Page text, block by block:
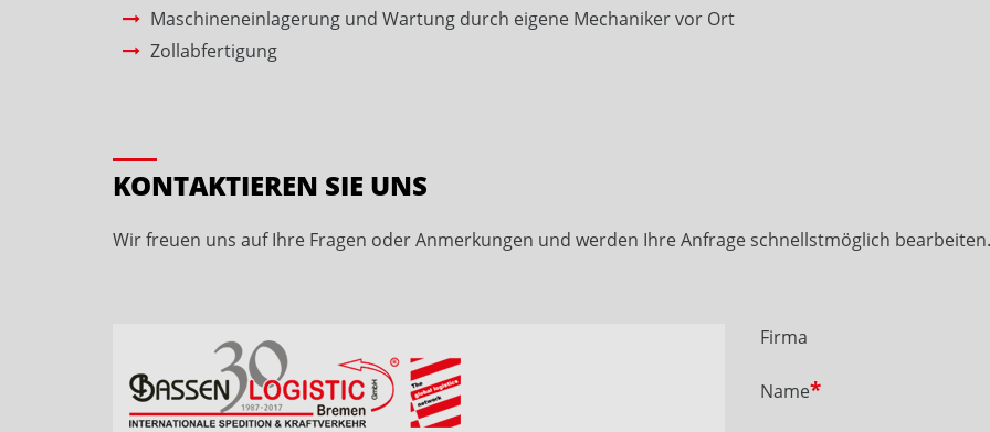
Maschineneinlagerung und Wartung durch eigene Mechaniker vor Ort
Zollabfertigung
KONTAKTIEREN SIE UNS
Wir freuen uns auf Ihre Fragen oder Anmerkungen und werden Ihre Anfrage schnellstmöglich bearbeiten.
Firma
Name